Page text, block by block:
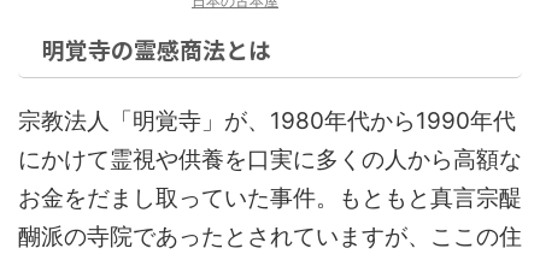
明覚寺の霊感商法とは
宗教法人「明覚寺」が、1980年代から1990年代
にかけて霊視や供養を口実に多くの人から高額な
お金をだまし取っていた事件。もともと真言宗醍
醐派の寺院であったとされていますが、ここの住